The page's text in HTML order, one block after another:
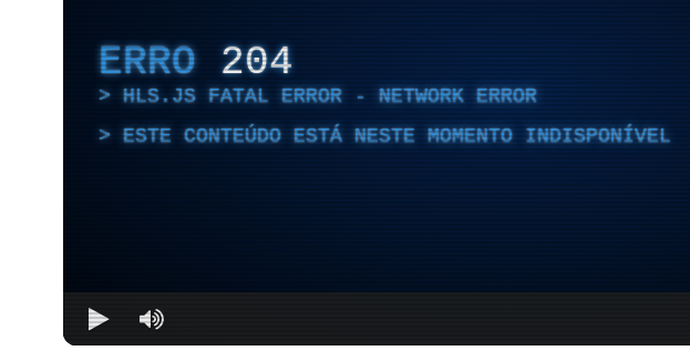
ERRO 204
HLS.JS FATAL ERROR - NETWORK ERROR
ESTE CONTEÚDO ESTÁ NESTE MOMENTO INDISPONÍVEL